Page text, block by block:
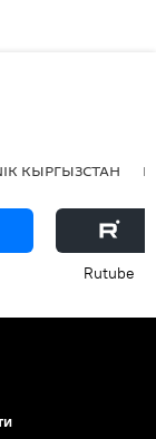
КЫРГЫЗСТАН
Rutube